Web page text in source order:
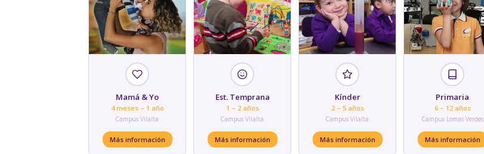
Mamá & Yo
4 meses – 1 año
Campus Vilalta
Más información
Est. Temprana
1 – 2 años
Campus Vilalta
Más información
Kínder
2 – 5 años
Campus Vilalta
Más información
Primaria
6 – 12 años
Campus Lomas Verdes
Más información